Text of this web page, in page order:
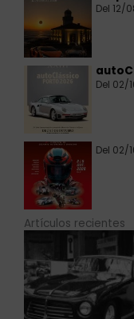
Del 12/
Del 02/
Del 02/
Artículos recientes